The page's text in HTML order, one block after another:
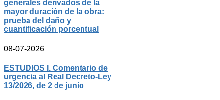
generales derivados de la
mayor duración de la obra:
prueba del daño y
cuantificación porcentual
08-07-2026
ESTUDIOS I. Comentario de
urgencia al Real Decreto-Ley
13/2026, de 2 de junio